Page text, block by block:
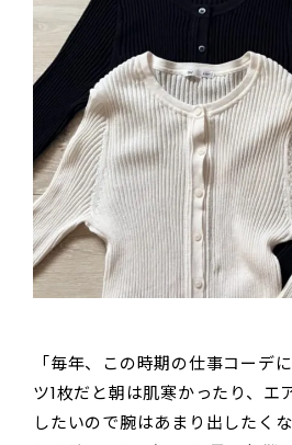
「毎年、この時期の仕事コーデ
ツ1枚だと朝は肌寒かったり、エ
したいので腕はあまり出したく